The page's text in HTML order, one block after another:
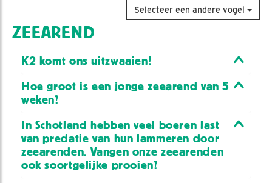
Selecteer een andere vogel
ZEEAREND
K2 komt ons uitzwaaien!
Hoe groot is een jonge zeearend van 5
weken?
In Schotland hebben veel boeren last
van predatie van hun lammeren door
zeearenden. Vangen onze zeearenden
ook soortgelijke prooien?